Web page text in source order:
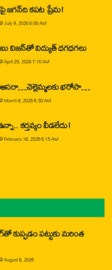
జగన్‌ది కపట ప్రేమ!
@July 9, 2026 6:00 AM
విజన్‌తో విద్యుత్ ధగధగలు
@April 29, 2026 7:10 AM
ఆసరా…చెల్లెమ్మలకు భరోసా…
@March 8, 2026 6:30 AM
కర్తవ్యం వీడలేదు!
@February 18, 2026 6:15 AM
కుప్పడం పట్టుకు మరింత
@August 8, 2026